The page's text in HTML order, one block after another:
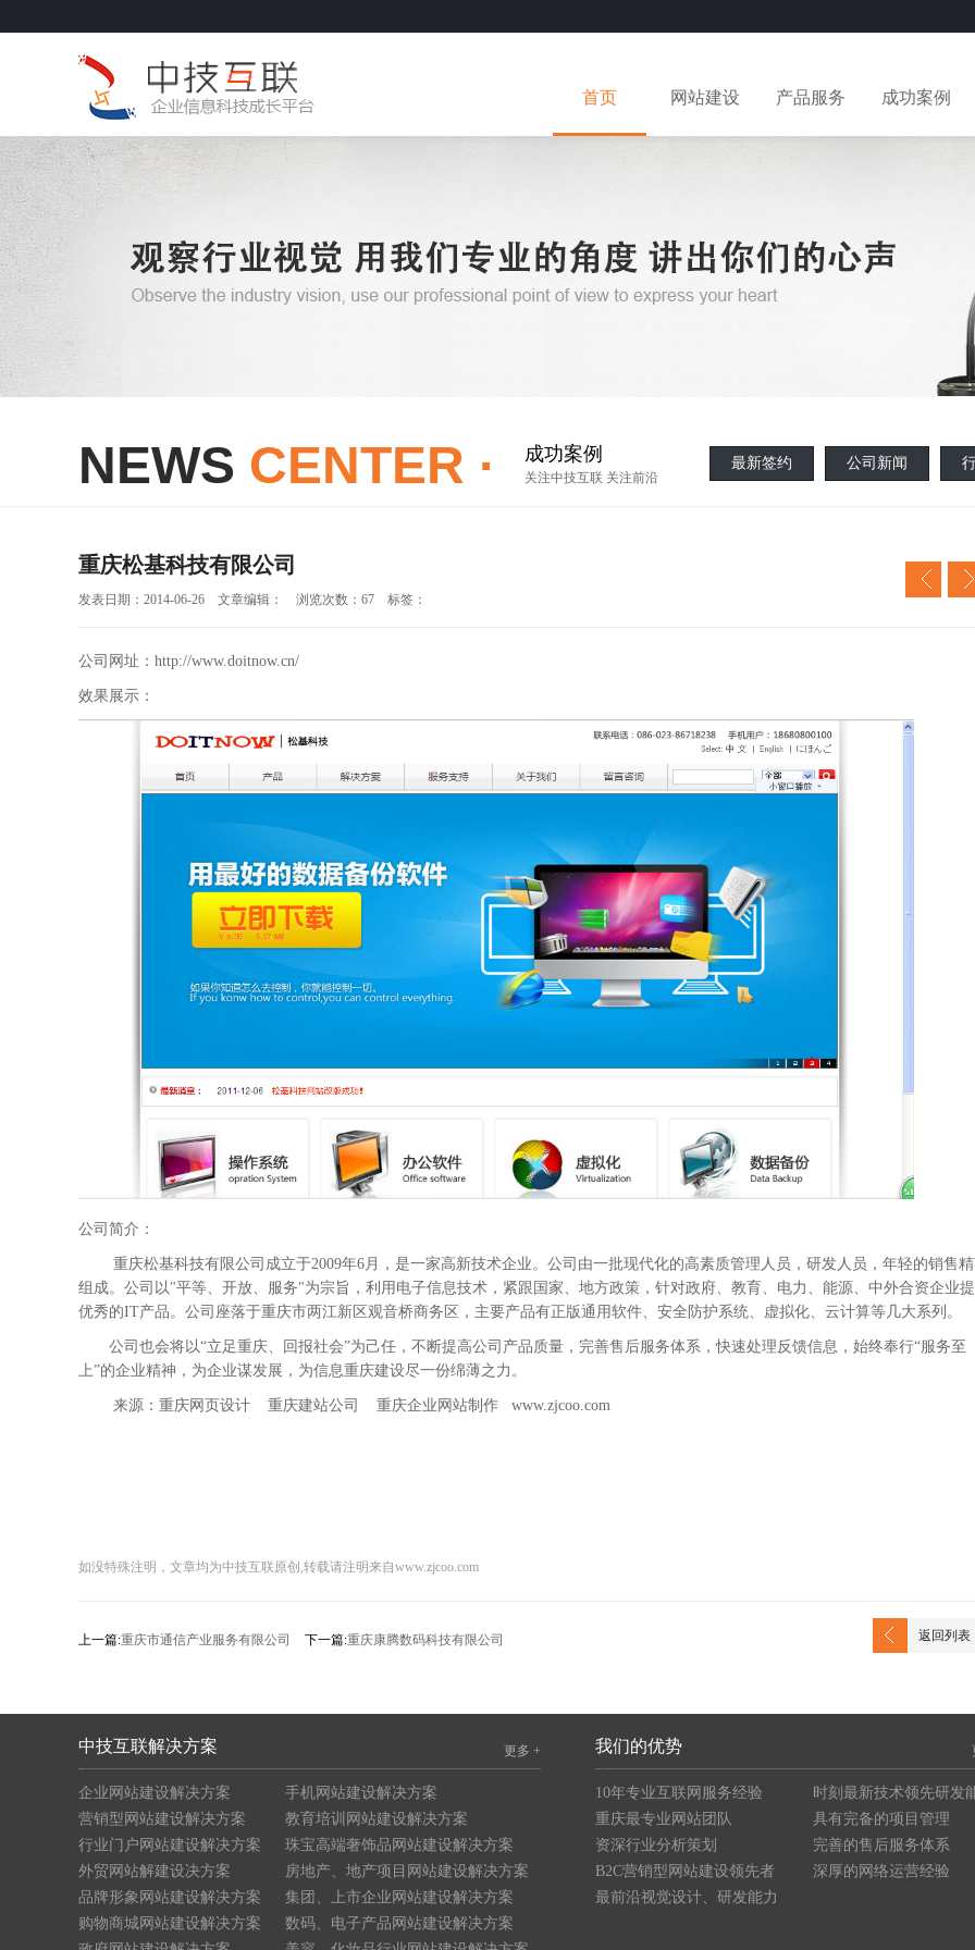
首页 网站建设 产品服务 成功案例
NEWS CENTER · 成功案例
关注中技互联 关注前沿
最新签约 公司新闻
重庆松基科技有限公司
发表日期：2014-06-26 文章编辑： 浏览次数：67 标签：
公司网址： http://www.doitnow.cn/
效果展示：
公司简介：
重庆松基科技有限公司成立于2009年6月，是一家高新技术企业。公司由一批现代化的高素质管理人员，研发人员，年轻的销售
组成。公司以"平等、开放、服务"为宗旨，利用电子信息技术，紧跟国家、地方政策，针对政府、教育、电力、能源、中外合资企业
优秀的IT产品。公司座落于重庆市两江新区观音桥商务区，主要产品有正版通用软件、安全防护系统、虚拟化、云计算等几大系列。
公司也会将以“立足重庆、回报社会”为己任，不断提高公司产品质量，完善售后服务体系，快速处理反馈信息，始终奉行“服务至
上”的企业精神，为企业谋发展，为信息重庆建设尽一份绵薄之力。
来源：重庆网页设计 重庆建站公司 重庆企业网站制作 www.zjcoo.com
如没特殊注明，文章均为中技互联原创,转载请注明来自www.zjcoo.com
返回列表
上一篇:重庆市通信产业服务有限公司 下一篇:重庆康腾数码科技有限公司
更多 +
中技互联解决方案
企业网站建设解决方案
营销型网站建设解决方案
行业门户网站建设解决方案
外贸网站解建设决方案
品牌形象网站建设解决方案
购物商城网站建设解决方案
手机网站建设解决方案
教育培训网站建设解决方案
珠宝高端奢饰品网站建设解决方案
房地产、地产项目网站建设解决方案
集团、上市企业网站建设解决方案
数码、电子产品网站建设解决方案
我们的优势
10年专业互联网服务经验
重庆最专业网站团队
资深行业分析策划
B2C营销型网站建设领先者
最前沿视觉设计、研发能力
时刻最新技术领先研发
具有完备的项目管理
完善的售后服务体系
深厚的网络运营经验